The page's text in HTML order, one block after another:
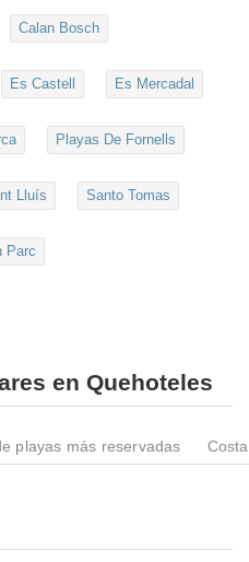
Calan Bosch
Es Castell Es Mercadal
Playas De Fornells
Lluís Santo Tomas
Parc
en Quehoteles
playas más reservadas